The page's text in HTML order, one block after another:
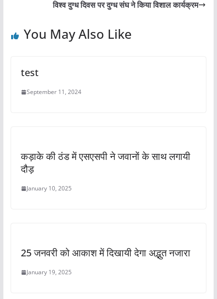
k
p
विश्व दुग्ध दिवस पर दुग्ध संघ ने किया विशाल कार्यक्रम
You May Also Like
test
September 11, 2024
कड़ाके की ठंड में एसएसपी ने जवानों के साथ लगायी
दौड़
January 10, 2025
25 जनवरी को आकाश में दिखायी देगा अद्भुत नजारा
January 19, 2025